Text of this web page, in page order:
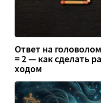
Ответ на
= 2 — как сделать
ходом